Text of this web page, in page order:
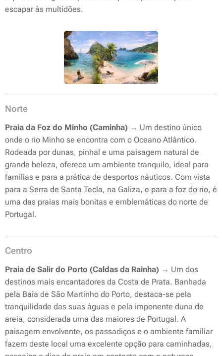
escapar às multidões.
Norte
Praia da Foz do Minho (Caminha) → Um destino único
onde o rio Minho se encontra com o Oceano Atlântico.
Rodeada por dunas, pinhal e uma paisagem natural de
grande beleza, oferece um ambiente tranquilo, ideal para
famílias e para a prática de desportos náuticos. Com vista
para a Serra de Santa Tecla, na Galiza, e para a foz do rio, é
uma das praias mais bonitas e emblemáticas do norte de
Portugal.
Centro
Praia de Salir do Porto (Caldas da Rainha) → Um dos
destinos mais encantadores da Costa de Prata. Banhada
pela Baía de São Martinho do Porto, destaca-se pela
tranquilidade das suas águas e pela imponente duna de
areia, considerada uma das maiores de Portugal. A
paisagem envolvente, os passadiços e o ambiente familiar
fazem deste local uma excelente opção para caminhadas,